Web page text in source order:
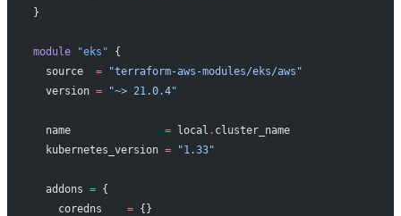
}
module "eks" {
  source
  =
"terraform-aws-modules/eks/aws"
  version
= "~> 21.0.4"
  name
               =
local . cluster_name
  kubernetes_version
= "1.33"
  addons
= {
    coredns
= {}